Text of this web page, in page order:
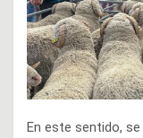
En este sentido,